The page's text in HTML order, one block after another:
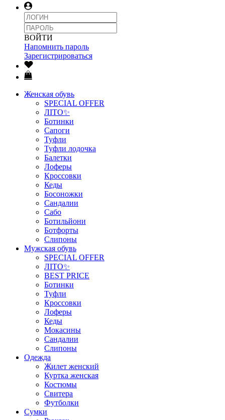
ВОЙТИ
Напомнить пароль
Зарегистрироваться
Женская обувь
SPECIAL OFFER
ЛІТО✨
Ботинки
Сапоги
Туфли
Туфли лодочка
Балетки
Лоферы
Кроссовки
Кеды
Босоножки
Сандалии
Сабо
Ботильйони
Ботфорты
Слипоны
Мужская обувь
SPECIAL OFFER
ЛІТО✨
BEST PRICE
Ботинки
Туфли
Кроссовки
Лоферы
Кеды
Мокасины
Сандалии
Слипоны
Одежда
Жилет женский
Куртка женская
Костюмы
Свитера
Футболки
Сумки